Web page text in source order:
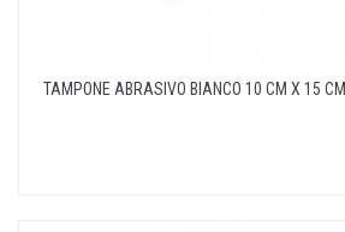
TAMPONE ABRASIVO BIANCO 10 CM X 15 CM